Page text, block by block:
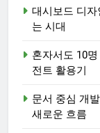
대시보드 디자
는 시대
혼자서도 10
전트 활용기
문서 중심 개
새로운 흐름